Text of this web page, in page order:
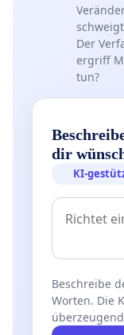
Der
ergriff
tun?
dir
KI-
Beschreibe
Worten. Die